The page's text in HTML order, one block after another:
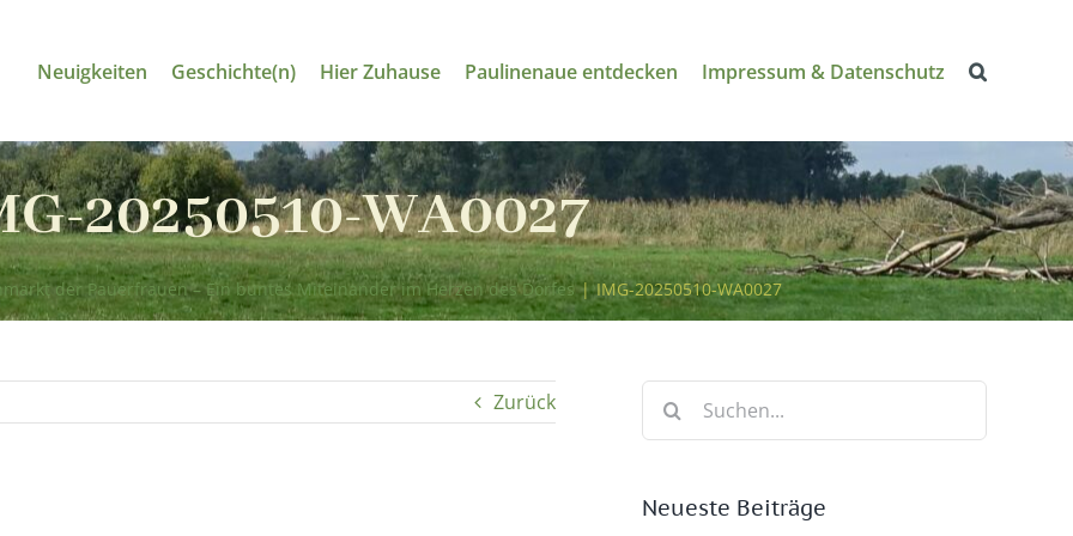
Neuigkeiten Geschichte(n) Hier Zuhause Paulinenaue entdecken Impressum & Datenschutz
20250510-WA0027
der Pauerfrauen – Ein buntes Miteinander im Herzen des Dorfes | IMG-20250510-WA0027
Zurück
Suche
Neueste Beiträge